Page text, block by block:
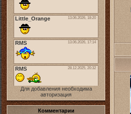
Для добавления необходима
авторизация
Комментарии